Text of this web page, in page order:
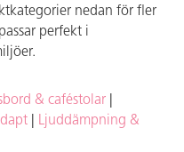
nedan för fler
perfekt i
& caféstolar
Ljuddämpning &